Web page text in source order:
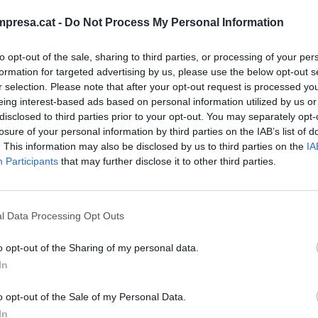
- Do Not Process My Personal Information
opt-out of the sale, sharing to third parties, or processing of your
for targeted advertising by us, please use the below opt-out
selection. Please note that after your opt-out request is processed
interest-based ads based on personal information utilized by us
to third parties prior to your opt-out. You may separately
of your personal information by third parties on the IAB’s list of
This information may also be disclosed by us to third parties on the
Participants that may further disclose it to other third parties.
Data Processing Opt Outs
opt-out of the Sharing of my personal data.
opt-out of the Sale of my Personal Data.
en aquest programa d'acceleració són 1001
Datés, Majordom, Nested, PropCrowd,
part de l'àrea de Proptech delBarcelona
facturació total de 675.500 euros i compten amb
participants rebran assessoria i
del sector immobiliari com Anticipa,
Shibsted Spain, Tinsa i JLL Real Estigues.
perquè permet connectar empreses madures
de les empreses emergents, la qual cosa ens